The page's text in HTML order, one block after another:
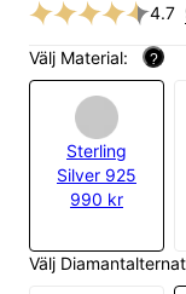
4.7
Välj Material: ?
Sterling
Silver 925
990 kr
Välj